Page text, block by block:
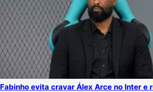
Fabinho evita cravar Álex Arce no Inter e